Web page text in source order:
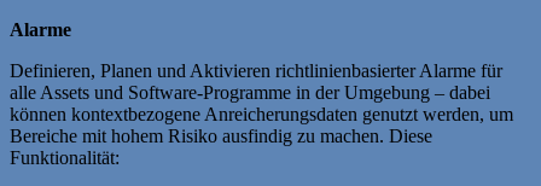
Alarme
Definieren, Planen und Aktivieren richtlinienbasierter Alarme für
alle Assets und Software-Programme in der Umgebung – dabei
können kontextbezogene Anreicherungsdaten genutzt werden, um
Bereiche mit hohem Risiko ausfindig zu machen. Diese
Funktionalität: